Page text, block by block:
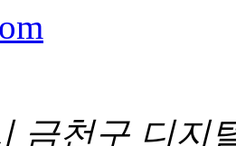
금천구 디지